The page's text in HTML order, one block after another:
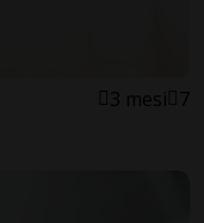
3 mesi 7